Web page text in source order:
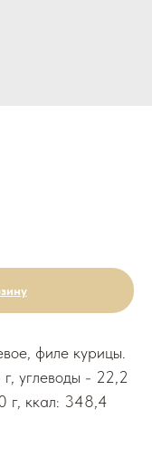
филе курицы.
углеводы - 22,2
г, ккал: 348,4